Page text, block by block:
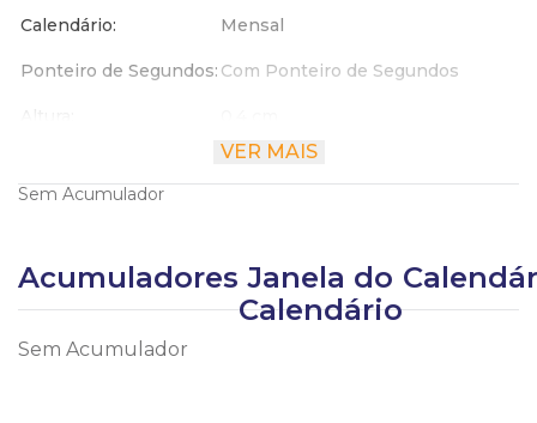
Calendário Mensal
Ponteiro de Segundos Com Ponteiro de Segundos
2.5 cm
Comprimento
VER MAIS
Sem Acumulador
Acumuladores Janela do
Calendário
Sem Acumulador